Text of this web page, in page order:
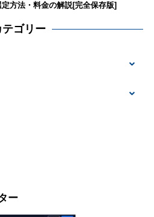
定方法・料金の解説[完全保存版]
テゴリー
ー